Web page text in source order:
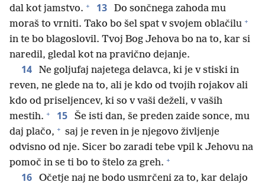
dal kot jamstvo. + 13
Do sončnega zahoda mu
moraš to vrniti. Tako bo šel spat v svojem oblačilu +
in te bo blagoslovil. Tvoj Bog Jehova bo na to, kar si
naredil, gledal kot na pravično dejanje.
14
Ne goljufaj najetega delavca, ki je v stiski in
reven, ne glede na to, ali je kdo od tvojih rojakov ali
kdo od priseljencev, ki so v vaši deželi, v vaših
mestih. + 15
Še isti dan, še preden zaide sonce, mu
daj plačo, + saj je reven in je njegovo življenje
odvisno od nje. Sicer bo zaradi tebe vpil k Jehovu na
pomoč in se ti bo to štelo za greh. +
16
Očetje naj ne bodo usmrčeni za to, kar delajo